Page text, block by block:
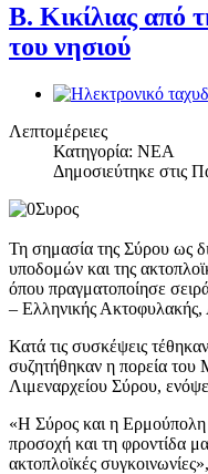
Β. Κικίλιας από
του νησιού
Λεπτομέρειες
Κατηγορία: ΝΕΑ
Δημοσιεύτηκε στις
Τη σημασία της Σύρου ως
υποδομών και της
όπου πραγματοποίησε
– Ελληνικής
Κατά τις συσκέψεις
συζητήθηκαν η πορεία του
Λιμεναρχείου Σύρου,
«Η Σύρος και η Ερμούπολη
προσοχή και τη φροντίδα
ακτοπλοϊκές